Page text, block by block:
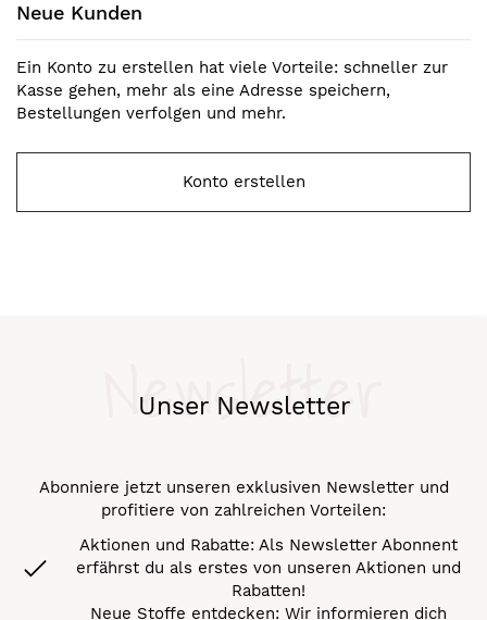
Neue Kunden
Ein Konto zu erstellen hat viele Vorteile: schneller zur
Kasse gehen, mehr als eine Adresse speichern,
Bestellungen verfolgen und mehr.
Konto erstellen
Unser Newsletter
Newsletter
Abonniere jetzt unseren exklusiven Newsletter und
profitiere von zahlreichen Vorteilen:
Aktionen und Rabatte: Als Newsletter Abonnent
erfährst du als erstes von unseren Aktionen und
Rabatten!
Neue Stoffe entdecken: Wir informieren dich